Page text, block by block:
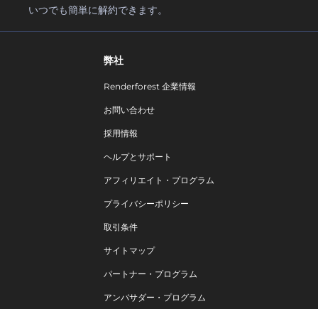
いつでも簡単に解約できます。
弊社
Renderforest 企業情報
お問い合わせ
採用情報
ヘルプとサポート
アフィリエイト・プログラム
プライバシーポリシー
取引条件
サイトマップ
パートナー・プログラム
アンバサダー・プログラム